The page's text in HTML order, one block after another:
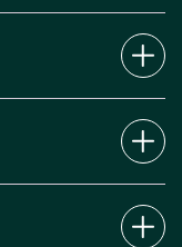
начинаю с